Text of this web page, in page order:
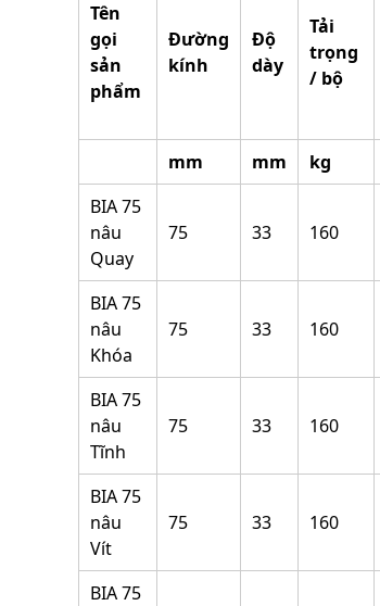
Tên
gọi
sản
phẩm
Đường
kính
Độ
dày
Tải
trọng
/ bộ
mm mm kg
BIA 75
nâu
Quay
75 33 160
BIA 75
nâu
Khóa
75 33 160
BIA 75
nâu
Tĩnh
75 33 160
BIA 75
nâu
Vít
75 33 160
BIA 75